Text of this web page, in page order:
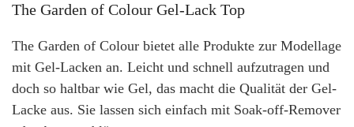
The Garden of Colour Gel-Lack Top
The Garden of Colour bietet alle Produkte zur Modellage
mit Gel-Lacken an. Leicht und schnell aufzutragen und
doch so haltbar wie Gel, das macht die Qualität der Gel-
Lacke aus. Sie lassen sich einfach mit Soak-off-Remover